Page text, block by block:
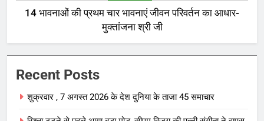
14 भावनाओं की प्रथम चार भावनाएं जीवन परिवर्तन का आधार-
मुक्तांजना श्री जी
Recent Posts
शुक्रवार , 7 अगस्त 2026 के देश दुनिया के ताजा 45 समाचार